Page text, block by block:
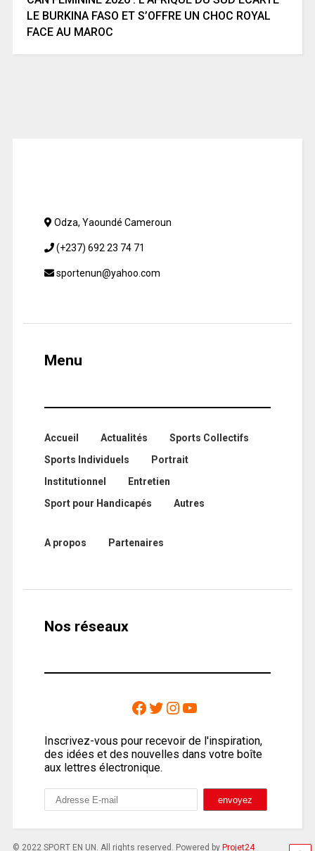
LE BURKINA FASO ET S’OFFRE UN CHOC ROYAL
FACE AU MAROC
Odza, Yaoundé Cameroun
(+237) 692 23 74 71
sportenun@yahoo.com
Menu
Accueil Actualités
Sports Collectifs
Sports Individuels
Portrait
Institutionnel
Entretien
Sport pour Handicapés
Autres
A propos Partenaires
Nos réseaux
Inscrivez-vous pour recevoir de l'inspiration,
des idées et des nouvelles dans votre boîte
aux lettres électronique.
© 2022 SPORT EN UN. All rights reserved. Powered by Projet24